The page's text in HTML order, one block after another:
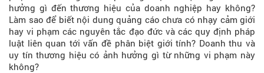
hưởng gì đến thương hiệu của doanh nghiệp hay không?
Làm sao để biết nội dung quảng cáo chưa có nhạy cảm giới
hay vi phạm các nguyên tắc đạo đức và các quy định pháp
luật liên quan tới vấn đề phân biệt giới tính? Doanh thu và
uy tín thương hiệu có ảnh hưởng gì từ những vi phạm này
không?